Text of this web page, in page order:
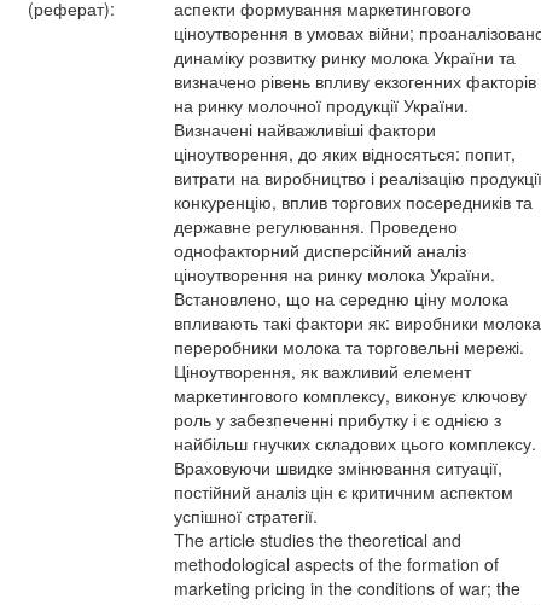
(реферат):
аспекти формування маркетингового
ціноутворення в умовах війни;
динаміку розвитку ринку молока України та
визначено рівень впливу екзогенних факторів
на ринку молочної продукції України.
Визначені найважливіші фактори
ціноутворення, до яких відносяться: попит,
витрати на виробництво і реалізацію
конкуренцію, вплив торгових посередників та
державне регулювання. Проведено
однофакторний дисперсійний аналіз
ціноутворення на ринку молока України.
Встановлено, що на середню ціну молока
впливають такі фактори як: виробники
переробники молока та торговельні мережі.
Ціноутворення, як важливий елемент
маркетингового комплексу, виконує ключову
роль у забезпеченні прибутку і є однією з
найбільш гнучких складових цього комплексу.
Враховуючи швидке змінювання ситуації,
постійний аналіз цін є критичним аспектом
успішної стратегії.
The article studies the theoretical and
methodological aspects of the formation of
marketing pricing in the conditions of war; the